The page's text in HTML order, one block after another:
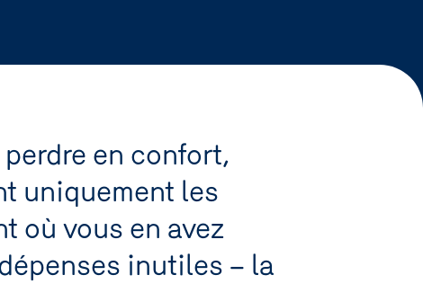
en confort,
uniquement les
où vous en avez
inutiles – la